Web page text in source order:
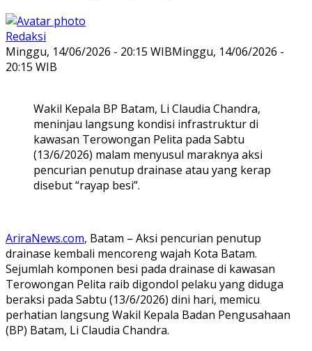
Redaksi
Minggu, 14/06/2026 - 20:15 WIBMinggu, 14/06/2026 -
20:15 WIB
Wakil Kepala BP Batam, Li Claudia Chandra,
meninjau langsung kondisi infrastruktur di
kawasan Terowongan Pelita pada Sabtu
(13/6/2026) malam menyusul maraknya aksi
pencurian penutup drainase atau yang kerap
disebut “rayap besi”.
AriraNews.com, Batam – Aksi pencurian penutup
drainase kembali mencoreng wajah Kota Batam.
Sejumlah komponen besi pada drainase di kawasan
Terowongan Pelita raib digondol pelaku yang diduga
beraksi pada Sabtu (13/6/2026) dini hari, memicu
perhatian langsung Wakil Kepala Badan Pengusahaan
(BP) Batam, Li Claudia Chandra.